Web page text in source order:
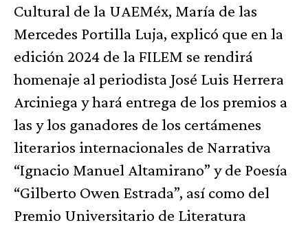
Cultural de la UAEMéx, María de las
Mercedes Portilla Luja, explicó que en la
edición 2024 de la FILEM se rendirá
homenaje al periodista José Luis Herrera
Arciniega y hará entrega de los premios a
las y los ganadores de los certámenes
literarios internacionales de Narrativa
“Ignacio Manuel Altamirano” y de Poesía
“Gilberto Owen Estrada”, así como del
Premio Universitario de Literatura